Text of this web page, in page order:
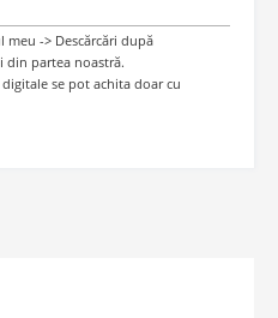
meu -> Descărcări după
din partea noastră.
se pot achita doar cu